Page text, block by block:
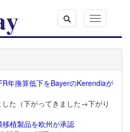
Toggle
navigation
年換算低下をBayerのKerendiaが
した（下がってきました→下がり
植製品を欧州が承認